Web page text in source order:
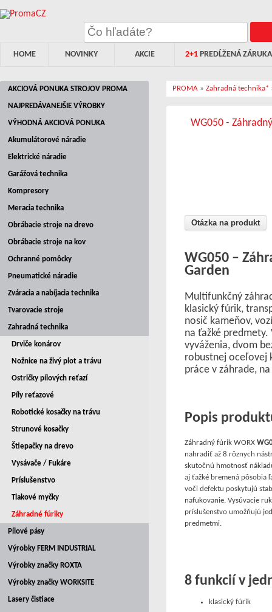
HOME NOVINKY AKCIE 2+1PREDĹŽENÁ ZÁRUKA
AKCIOVÁ PONUKA STROJOV PROMA
NAJPREDÁVANEJŠIE VÝROBKY
VÝHODNÁ AKCIOVÁ PONUKA
Akumulátorové náradie
Elektrické náradie
Garážová technika
Kompresory
Meracia technika
Obrábacie stroje na drevo
Obrábacie stroje na kov
Ochranné pomôcky
Pneumatické náradie
Zváracia a nabíjacia technika
Tvarovacie stroje
Zahradná technika
Drviče konárov
Nožnice na živý plot a trávu
Ostričky pílových reťazí
Píly reťazové
Robotické kosačky na trávu
Strunové kosačky
Štiepačky na drevo
Vysávače / Fukáre
Príslušenstvo
Tlakové myčky
Záhradné fúriky
Pílové pásy
Výrobky FERM INDUSTRIAL
Výrobky značky ROXTA
Výrobky značky WORKSITE
Lasery čistiace
PROMA »Zahradná technika*
WG050 -
Otázka na produkt
WG050 –
Garden
Multifunkčný
klasický fúrik,
nosič kameňov,
na ťažké
vyváženia, dvom
robustnej oceľovej
práce v záhrade,
Popis
Záhradný fúrik WORX
nahradiť až 8 rôznych
skutočnú hmotnosť
aj ťažké bremená pôsobia
voči defektu poskytujú
nafukovanie. Vysúvacie
príslušenstvo umožňujú
predmetmi.
8 funkcií v
klasický fúrik